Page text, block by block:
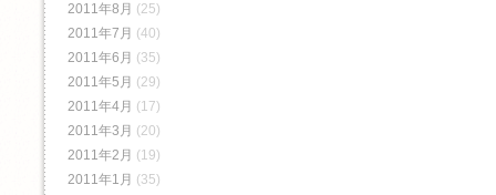
2011年8月 (25)
2011年7月 (40)
2011年6月 (35)
2011年5月 (29)
2011年4月 (17)
2011年3月 (20)
2011年2月 (19)
2011年1月 (35)